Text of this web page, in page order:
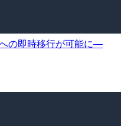
の即時移行が可能に—